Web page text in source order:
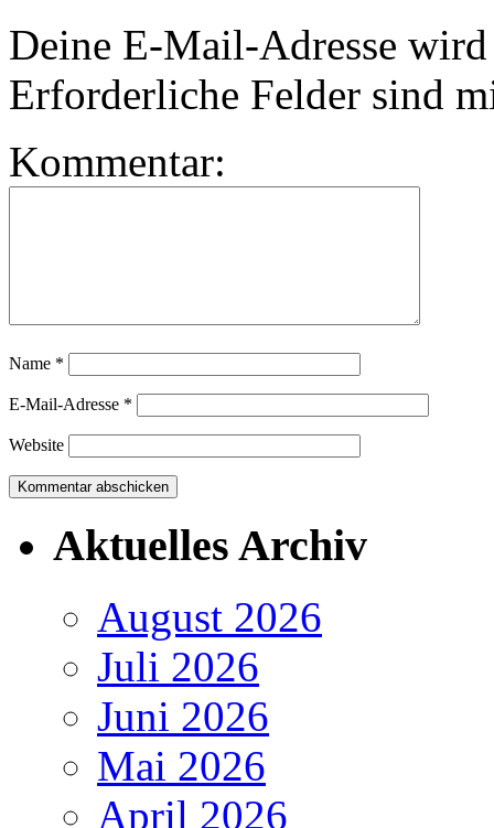
Deine E-Mail-Adresse
Erforderliche Felder sind
Kommentar:
Name *
E-Mail-Adresse *
Website
Aktuelles Archiv
August 2026
Juli 2026
Juni 2026
Mai 2026
April 2026